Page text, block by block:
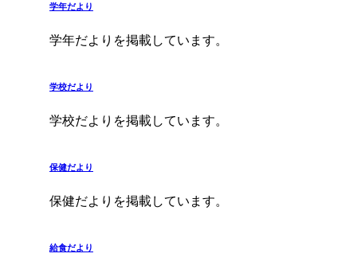
学年だより
学年だよりを掲載しています。
学校だより
学校だよりを掲載しています。
保健だより
保健だよりを掲載しています。
給食だより